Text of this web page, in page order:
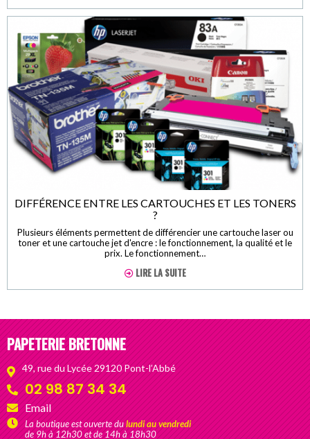
DIFFÉRENCE ENTRE LES CARTOUCHES ET LES TONERS
?
Plusieurs éléments permettent de différencier une cartouche laser ou
toner et une cartouche jet d'encre : le fonctionnement, la qualité et le
prix. Le fonctionnement…
LIRE LA SUITE
PAPETERIE BRETONNE
49, rue du Lycée 29120 Pont-l’Abbé
02 98 87 34 34
Email
La boutique est ouverte dulundi au vendredi
de 9h à 12h30 et de 14h à 18h30